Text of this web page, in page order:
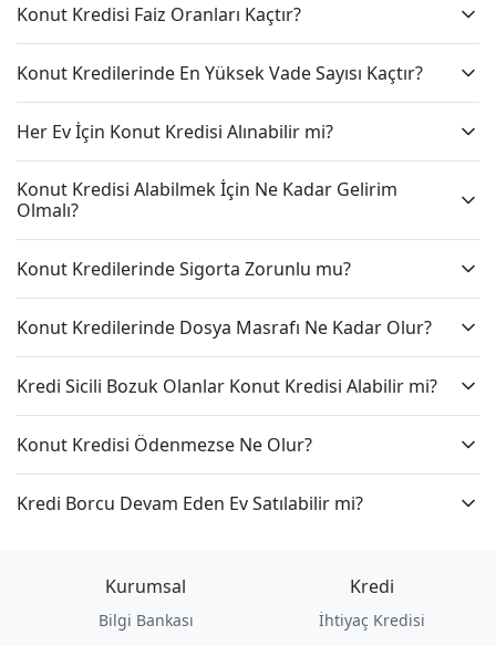
Konut Kredisi Faiz Oranları Kaçtır?
Konut Kredilerinde En Yüksek Vade Sayısı Kaçtır?
Her Ev İçin Konut Kredisi Alınabilir mi?
Konut Kredisi Alabilmek İçin Ne Kadar Gelirim
Olmalı?
Konut Kredilerinde Sigorta Zorunlu mu?
Konut Kredilerinde Dosya Masrafı Ne Kadar Olur?
Kredi Sicili Bozuk Olanlar Konut Kredisi Alabilir mi?
Konut Kredisi Ödenmezse Ne Olur?
Kredi Borcu Devam Eden Ev Satılabilir mi?
Kurumsal
Bilgi Bankası
Kredi
İhtiyaç Kredisi